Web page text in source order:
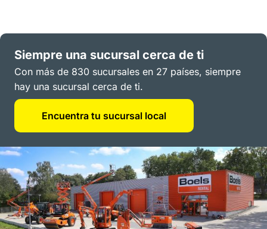
Siempre una sucursal cerca de ti
Con más de 830 sucursales en 27 países, siempre
hay una sucursal cerca de ti.
Encuentra tu sucursal local